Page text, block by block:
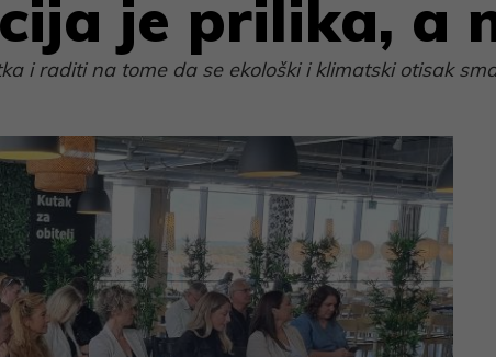
je prilika, a
i raditi na tome da se ekološki i klimatski otisak